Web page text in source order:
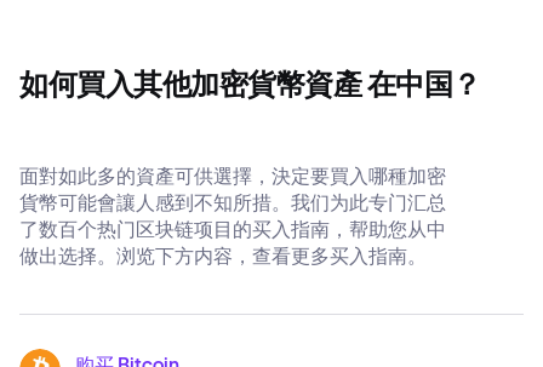
如何買入其他加密貨幣資產 在中国？
面對如此多的資產可供選擇，決定要買入哪種加密
貨幣可能會讓人感到不知所措。我们为此专门汇总
了数百个热门区块链项目的买入指南，帮助您从中
做出选择。浏览下方内容，查看更多买入指南。